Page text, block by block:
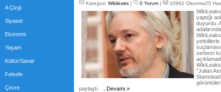
A Çizgi
Siyaset
Ekonomi
Yaşam
Kültür/Sanat
Felsefe
Çevre
Kategori: Wikileaks | 0 Yorum | 10962 Okunma25
yaptığı
duyurdu.
yetkililerle
serbest
WikiLeaks
"Julian
paylaştı.
...Devamı.»